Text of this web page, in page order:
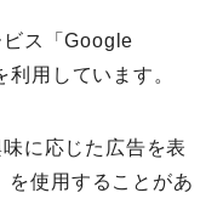
ス「Google
用しています。
に応じた広告を表
を使用することがあ